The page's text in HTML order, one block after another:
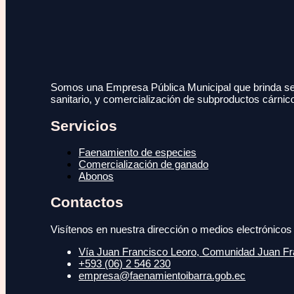
Somos una Empresa Pública Municipal que brinda
sanitario, y comercialización de subproductos
Servicios
Faenamiento de especies
Comercialización de ganado
Abonos
Contactos
Visítenos en nuestra dirección o medios electrónicos
Vía Juan Francisco Leoro, Comunidad Juan
+593 (06) 2 546 230
empresa@faenamientoibarra.gob.ec